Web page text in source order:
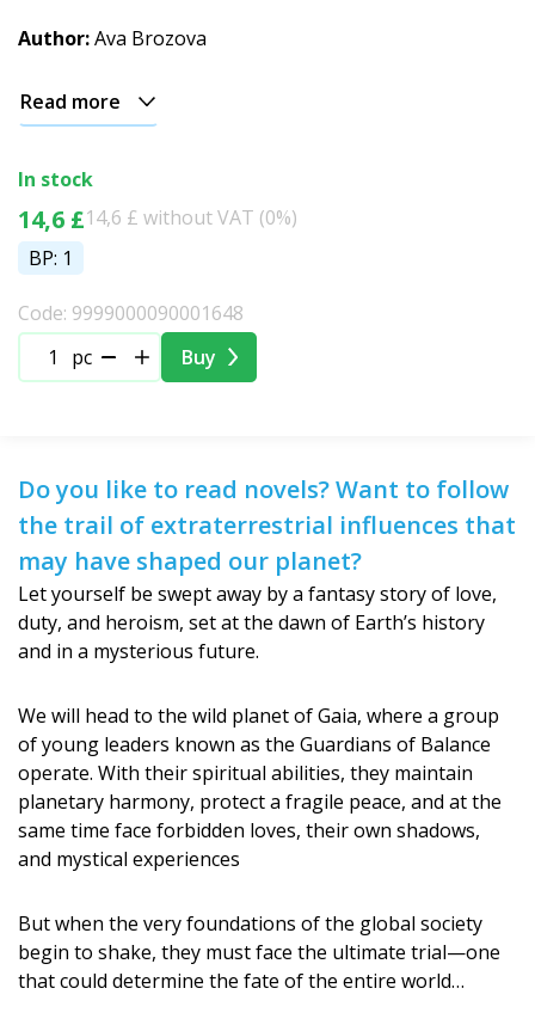
Author:Ava Brozova
Read more
In stock
14,6 £14,6 £ without VAT (0%)
BP: 1
Code: 9999000090001648
pc
Buy
Do you like to read novels? Want to follow
the trail of extraterrestrial influences that
may have shaped our planet?
Let yourself be swept away by a fantasy story of love,
duty, and heroism, set at the dawn of Earth’s history
and in a mysterious future.
We will head to the wild planet of Gaia, where a group
of young leaders known as the Guardians of Balance
operate. With their spiritual abilities, they maintain
planetary harmony, protect a fragile peace, and at the
same time face forbidden loves, their own shadows,
and mystical experiences
But when the very foundations of the global society
begin to shake, they must face the ultimate trial—one
that could determine the fate of the entire world…